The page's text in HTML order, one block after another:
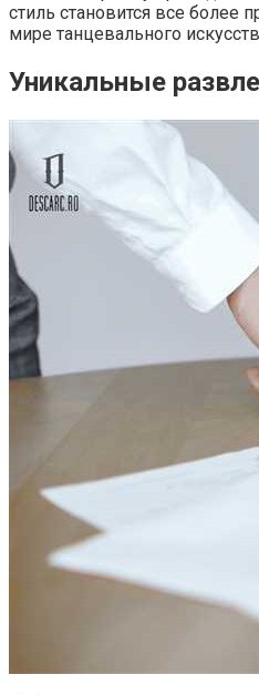
стиль становится все
мире танцевального
Уникальные